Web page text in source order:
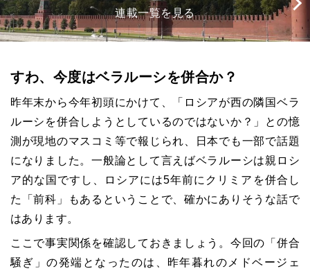
連載一覧を見る
すわ、今度はベラルーシを併合か？
昨年末から今年初頭にかけて、「ロシアが西の隣国ベラ
ルーシを併合しようとしているのではないか？」との憶
測が現地のマスコミ等で報じられ、日本でも一部で話題
になりました。一般論として言えばベラルーシは親ロシ
ア的な国ですし、ロシアには5年前にクリミアを併合し
た「前科」もあるということで、確かにありそうな話で
はあります。
ここで事実関係を確認しておきましょう。今回の「併合
騒ぎ」の発端となったのは、昨年暮れのメドベージェ